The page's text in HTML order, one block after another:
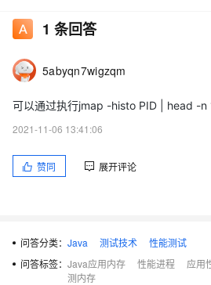
1 条回答
5abyqn7wigzqm
可以通过执行jmap -histo PID | head -n
2021-11-06 13:41:06
赞同 展开评论
问答分类： Java 测试技术
性能测试
问答标签： Java应用内存 性能进程 应用
测内存